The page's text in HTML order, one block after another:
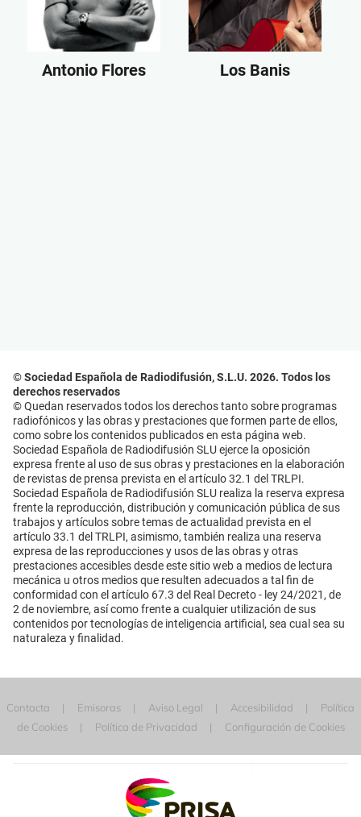
Antonio Flores Los Banis
© Sociedad Española de Radiodifusión, S.L.U. 2026. Todos los
derechos reservados
© Quedan reservados todos los derechos tanto sobre programas
radiofónicos y las obras y prestaciones que formen parte de ellos,
como sobre los contenidos publicados en esta página web.
Sociedad Española de Radiodifusión SLU ejerce la oposición
expresa frente al uso de sus obras y prestaciones en la elaboración
de revistas de prensa prevista en el artículo 32.1 del TRLPI.
Sociedad Española de Radiodifusión SLU realiza la reserva expresa
frente la reproducción, distribución y comunicación pública de sus
trabajos y artículos sobre temas de actualidad prevista en el
artículo 33.1 del TRLPI, asimismo, también realiza una reserva
expresa de las reproducciones y usos de las obras y otras
prestaciones accesibles desde este sitio web a medios de lectura
mecánica u otros medios que resulten adecuados a tal fin de
conformidad con el artículo 67.3 del Real Decreto - ley 24/2021, de
2 de noviembre, así como frente a cualquier utilización de sus
contenidos por tecnologías de inteligencia artificial, sea cual sea su
naturaleza y finalidad.
Contacta Emisoras Aviso Legal Accesibilidad
Política
de Cookies
Política de Privacidad Configuración de Cookies